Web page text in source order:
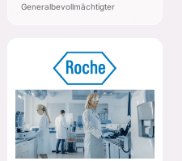
Generalbevollmächtigter
ROCHE
Henning Franke
ZIELE
Solidierung der
Digitalisierungsstrategie
der Standorte